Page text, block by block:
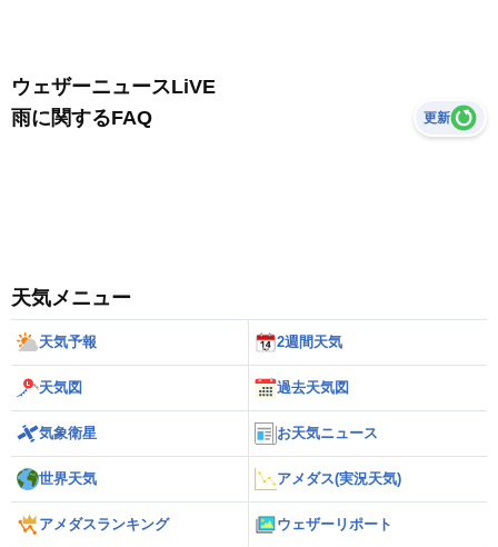
ウェザーニュースLiVE
雨に関するFAQ
更新
天気メニュー
天気予報 2週間天気
天気図 過去天気図
気象衛星 お天気ニュース
世界天気 アメダス(実況天気)
アメダスランキング ウェザーリポート